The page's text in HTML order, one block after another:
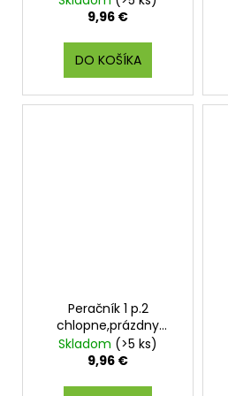
9,96 €
DO KOŠÍKA
Peračník 1 p.2
chlopne,prázdny
Space raketoplán
Skladom (>5 ks)
9,96 €